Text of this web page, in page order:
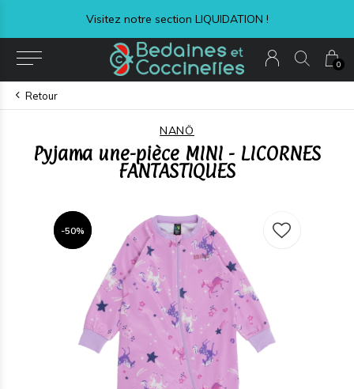
0
Visitez notre section LIQUIDATION !
Retour
NANÖ
Pyjama une-pièce MINI - LICORNES
FANTASTIQUES
-50%
-50%